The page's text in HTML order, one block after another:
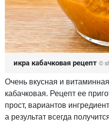
икра кабачковая рецепт ©
Очень вкусная и
кабачковая. Рецепт ее
прост, вариантов
а результат всегда